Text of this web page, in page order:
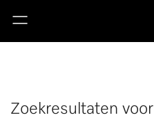
Zoekresultaten voor